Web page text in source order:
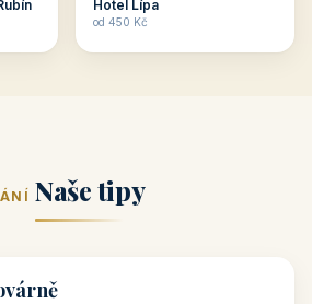
Hotel Lípa
od 450 Kč
Naše tipy